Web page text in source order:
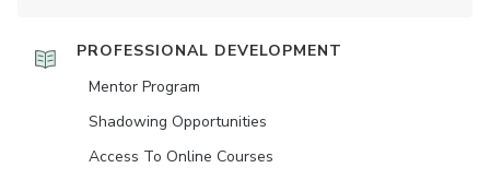
PROFESSIONAL DEVELOPMENT
Mentor Program
Shadowing Opportunities
Access To Online Courses